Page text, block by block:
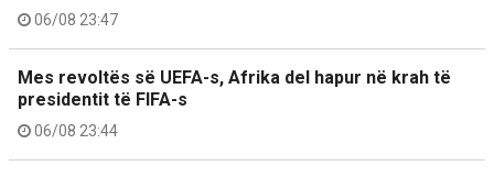
06/08 23:47
Mes revoltës së UEFA-s, Afrika del hapur në krah të
presidentit të FIFA-s
06/08 23:44